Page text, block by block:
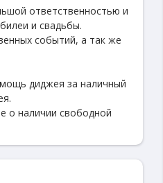
ответственностью и
и свадьбы.
событий, а так же
диджея за наличный
о наличии свободной